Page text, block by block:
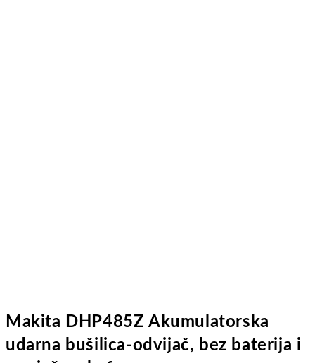
Makita DHP485Z Akumulatorska
udarna bušilica-odvijač, bez baterija i